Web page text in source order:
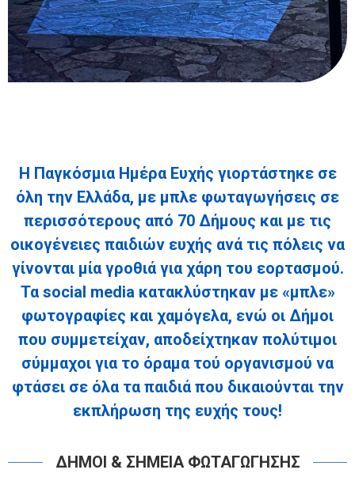
Η Παγκόσμια Ημέρα Ευχής γιορτάστηκε σε
όλη την Ελλάδα, με μπλε φωταγωγήσεις σε
περισσότερους από 70 Δήμους και με τις
οικογένειες παιδιών ευχής ανά τις πόλεις να
γίνονται μία γροθιά για χάρη του εορτασμού.
Τα social media κατακλύστηκαν με «μπλε»
φωτογραφίες και χαμόγελα, ενώ οι Δήμοι
που συμμετείχαν, αποδείχτηκαν πολύτιμοι
σύμμαχοι για το όραμα τού οργανισμού να
φτάσει σε όλα τα παιδιά που δικαιούνται την
εκπλήρωση της ευχής τους!
ΔΗΜΟΙ & ΣΗΜΕΙΑ ΦΩΤΑΓΩΓΗΣΗΣ